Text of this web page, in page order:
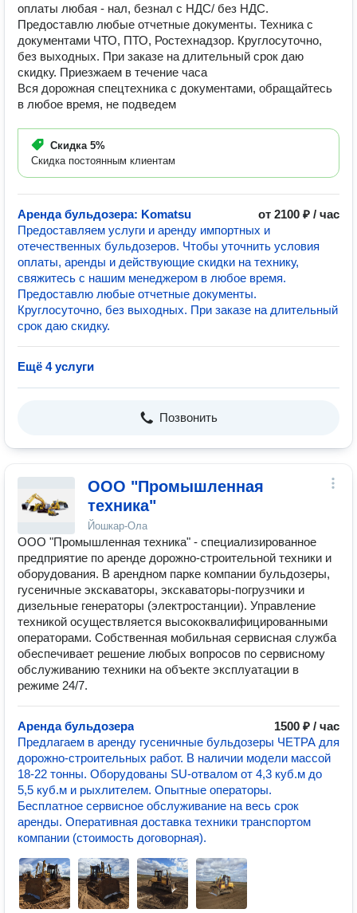
оплаты любая - нал, безнал с НДС/ без НДС.
Предоставлю любые отчетные документы. Техника с
документами ЧТО, ПТО, Ростехнадзор. Круглосуточно,
без выходных. При заказе на длительный срок даю
скидку. Приезжаем в течение часа
Вся дорожная спецтехника с документами, обращайтесь
в любое время, не подведем
Скидка 5%
Скидка постоянным клиентам
Аренда бульдозера: Komatsu
от 2100 ₽ / час
Предоставляем услуги и аренду импортных и
отечественных бульдозеров. Чтобы уточнить условия
оплаты, аренды и действующие скидки на технику,
свяжитесь с нашим менеджером в любое время.
Предоставлю любые отчетные документы.
Круглосуточно, без выходных. При заказе на длительный
срок даю скидку.
Ещё 4 услуги
Позвонить
ООО "Промышленная
техника"
Йошкар-Ола
ООО "Промышленная техника" - специализированное
предприятие по аренде дорожно-строительной техники и
оборудования. В арендном парке компании бульдозеры,
гусеничные экскаваторы, экскаваторы-погрузчики и
дизельные генераторы (электростанции). Управление
техникой осуществляется высококвалифицированными
операторами. Собственная мобильная сервисная служба
обеспечивает решение любых вопросов по сервисному
обслуживанию техники на объекте эксплуатации в
режиме 24/7.
Аренда бульдозера
1500 ₽ / час
Предлагаем в аренду гусеничные бульдозеры ЧЕТРА для
дорожно-строительных работ. В наличии модели массой
18-22 тонны. Оборудованы SU-отвалом от 4,3 куб.м до
5,5 куб.м и рыхлителем. Опытные операторы.
Бесплатное сервисное обслуживание на весь срок
аренды. Оперативная доставка техники транспортом
компании (стоимость договорная).